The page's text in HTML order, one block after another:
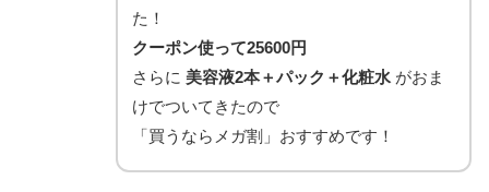
た！
クーポン使って25600円
さらに 美容液2本＋パック＋化粧水 がおま
けでついてきたので
「買うならメガ割」おすすめです！